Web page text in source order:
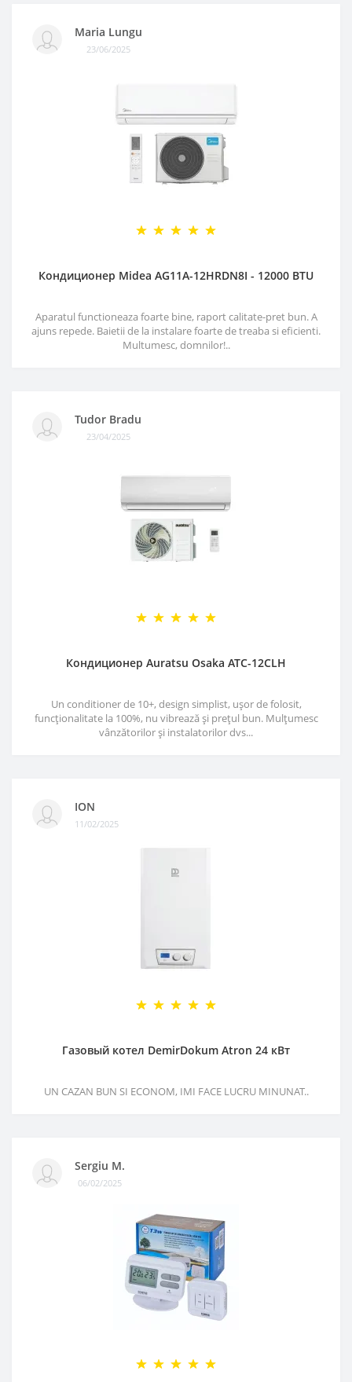
Maria Lungu
23/06/2025
Кондиционер Midea AG11A-12HRDN8I - 12000 BTU
Aparatul functioneaza foarte bine, raport calitate-pret bun. A
ajuns repede. Baietii de la instalare foarte de treaba si eficienti.
Multumesc, domnilor!..
Tudor Bradu
23/04/2025
Кондиционер Auratsu Osaka ATC-12CLH
Un conditioner de 10+, design simplist, ușor de folosit,
funcționalitate la 100%, nu vibrează și prețul bun. Mulțumesc
vânzătorilor și instalatorilor dvs...
ION
11/02/2025
Газовый котел DemirDokum Atron 24 кВт
UN CAZAN BUN SI ECONOM, IMI FACE LUCRU MINUNAT..
Sergiu M.
06/02/2025